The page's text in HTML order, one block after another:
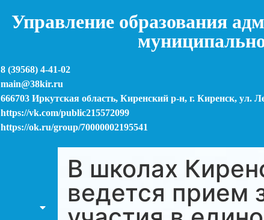
Управление образования
8 (39568) 4-41-02
main@38kir.ru
666703 Иркутская область, Киренский р-н, г. Киренск, ул.
https://vk.com/public215572099
https://ok.ru/group/70000002195541
В школах
ведется прием